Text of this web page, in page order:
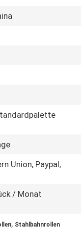
Union, Paypal,
/ Monat
, Stahlbahnrollen